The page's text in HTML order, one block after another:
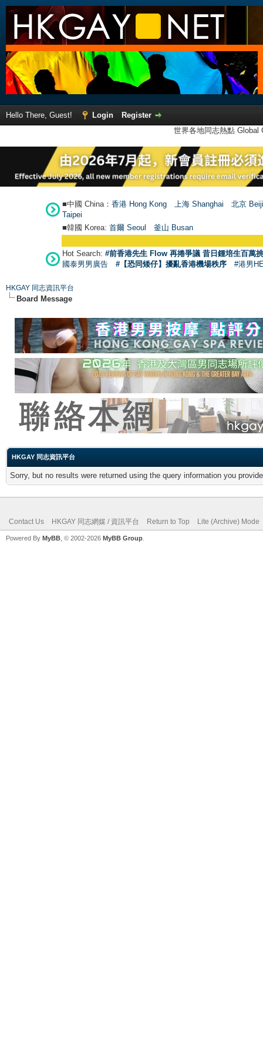
Hello There, Guest! Login
Register
世界各地同志熱點
■中國 China： 香港 Hong Kong 上海 Shanghai
北京
Taipei
■韓國 Korea: 首爾 Seoul 釜山 Busan
Hot Search: #前香港先生 Flow 再捲爭議 昔日鍾培生百萬
國泰男男廣告
#【恐同矮仔】擾亂香港機場秩序 #港男
HKGAY 同志資訊平台
Board Message
HKGAY 同志資訊平台
Sorry, but no results were returned using the query information you
Contact Us HKGAY 同志網媒 / 資訊平台 Return to Top Lite (Archive) Mode
Powered By MyBB , © 2002-2026 MyBB Group